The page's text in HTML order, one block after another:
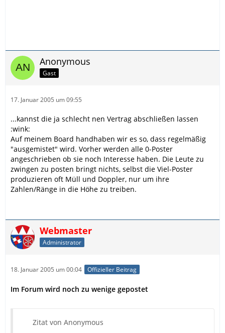
Anonymous
Gast
17. Januar 2005 um 09:55
...kannst die ja schlecht nen Vertrag abschließen lassen
:wink:
Auf meinem Board handhaben wir es so, dass regelmäßig
"ausgemistet" wird. Vorher werden alle 0-Poster
angeschrieben ob sie noch Interesse haben. Die Leute zu
zwingen zu posten bringt nichts, selbst die Viel-Poster
produzieren oft Müll und Doppler, nur um ihre
Zahlen/Ränge in die Höhe zu treiben.
Webmaster
Administrator
18. Januar 2005 um 00:04 Offizieller Beitrag
Im Forum wird noch zu wenige gepostet
Zitat von Anonymous